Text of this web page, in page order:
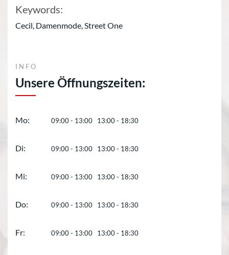
Keywords:
Cecil, Damenmode, Street One
INFO
Unsere Öffnungszeiten:
Mo: 09:00 - 13:00 13:00 - 18:30
Di: 09:00 - 13:00 13:00 - 18:30
Mi: 09:00 - 13:00 13:00 - 18:30
Do: 09:00 - 13:00 13:00 - 18:30
Fr: 09:00 - 13:00 13:00 - 18:30